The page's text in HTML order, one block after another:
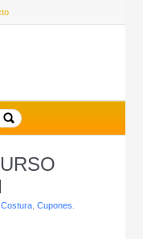
Costura ,Cupones